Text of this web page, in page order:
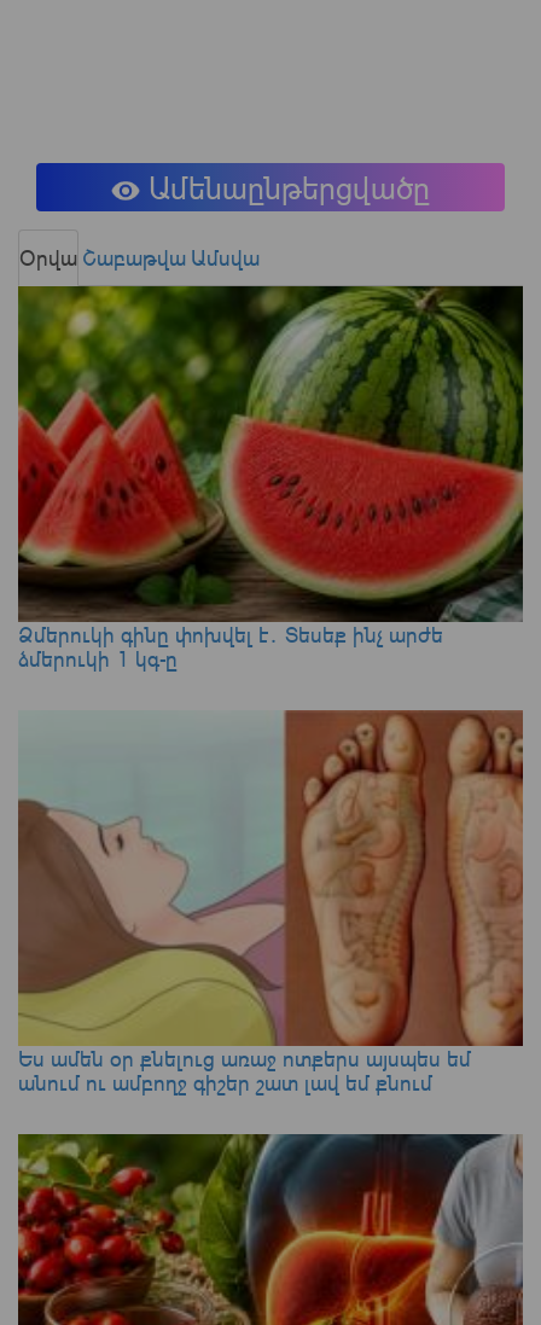
Ամենաընթերցվածը
Օրվա Շաբաթվա Ամսվա
Ձմերուկի գինը փոխվել է․ Տեսեք ինչ արժե
ձմերուկի 1 կգ-ը
Ես ամեն օր քնելուց առաջ ոտքերս այսպես եմ
անում ու ամբողջ գիշեր շատ լավ եմ քնում